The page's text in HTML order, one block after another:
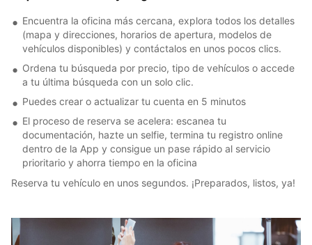
Encuentra la oficina más cercana, explora todos los detalles
(mapa y direcciones, horarios de apertura, modelos de
vehículos disponibles) y contáctalos en unos pocos clics.
Ordena tu búsqueda por precio, tipo de vehículos o accede
a tu última búsqueda con un solo clic.
Puedes crear o actualizar tu cuenta en 5 minutos
El proceso de reserva se acelera: escanea tu
documentación, hazte un selfie, termina tu registro online
dentro de la App y consigue un pase rápido al servicio
prioritario y ahorra tiempo en la oficina
Reserva tu vehículo en unos segundos. ¡Preparados, listos, ya!